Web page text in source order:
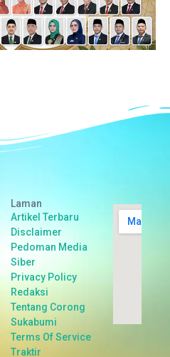
Laman
Artikel Terbaru
Disclaimer
Pedoman Media
Siber
Privacy Policy
Redaksi
Tentang Corong
Sukabumi
Terms Of Service
Traktir